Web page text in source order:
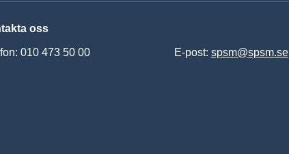
oss
010 473 50 00 E-post: spsm@spsm.se